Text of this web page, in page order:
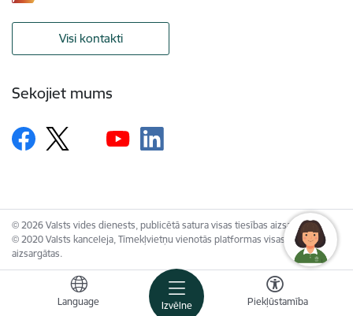
Izvēlne
Language Piekļūstamība
Visi kontakti
Sekojiet mums
© 2026 Valsts vides dienests, publicētā satura visas tiesības aizsargātas.
© 2020 Valsts kanceleja, Tīmekļvietņu vienotās platformas visas tiesības
aizsargātas.